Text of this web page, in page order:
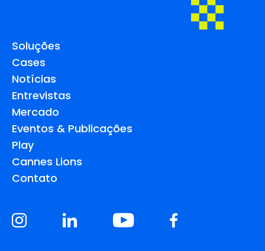
Soluções
Cases
Notícias
Entrevistas
Mercado
Eventos & Publicações
Play
Cannes Lions
Contato